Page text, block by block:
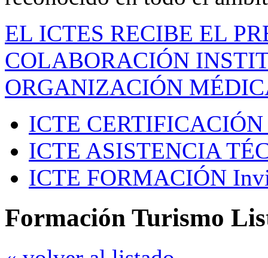
EL ICTES RECIBE EL
COLABORACIÓN
ORGANIZACIÓN
ICTE CERTIFICACIÓN
ICTE ASISTENCIA
ICTE FORMACIÓN
Formación Turismo